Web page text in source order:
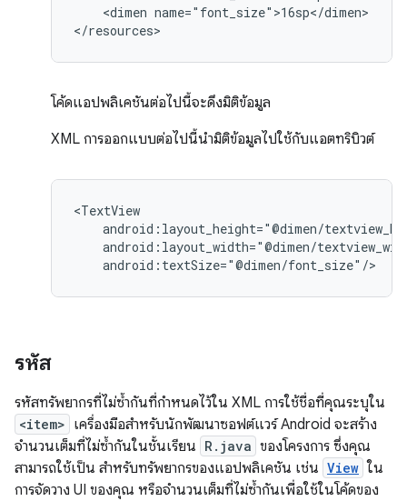
<dimen name="font_size">16sp</dimen>
</resources>
โค้ดแอปพลิเคชันต่อไปนี้จะดึงมิติข้อมูล
XML การออกแบบต่อไปนี้นำมิติข้อมูลไปใช้กับแอตทริบิวต์
android:textSize="@dimen/font_size"/>
รหัส
รหัสทรัพยากรที่ไม่ซ้ำกันที่กำหนดไว้ใน XML การใช้ชื่อที่คุณระบุใน
<item> เครื่องมือสำหรับนักพัฒนาซอฟต์แวร์ Android จะสร้าง
จำนวนเต็มที่ไม่ซ้ำกันในชั้นเรียน R.java ของโครงการ ซึ่งคุณ
สามารถใช้เป็น สำหรับทรัพยากรของแอปพลิเคชัน เช่น View ใน
การจัดวาง UI ของคุณ หรือจำนวนเต็มที่ไม่ซ้ำกันเพื่อใช้ในโค้ดของ